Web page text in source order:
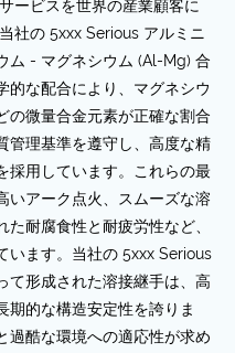
ービスを世界の産業顧客に
社の 5xxx Serious アルミニ
ム - マグネシウム (Al-Mg) 合
的な配合により、マグネシウ
の微量合金元素が正確な割合
管理基準を遵守し、高度な精
採用しています。これらの最
いアーク点火、スムーズな溶
耐腐食性と耐疲労性など、
います。当社の 5xxx Serious
て形成された溶接継手は、高
期的な構造安定性を誇りま
過酷な環境への適応性が求め